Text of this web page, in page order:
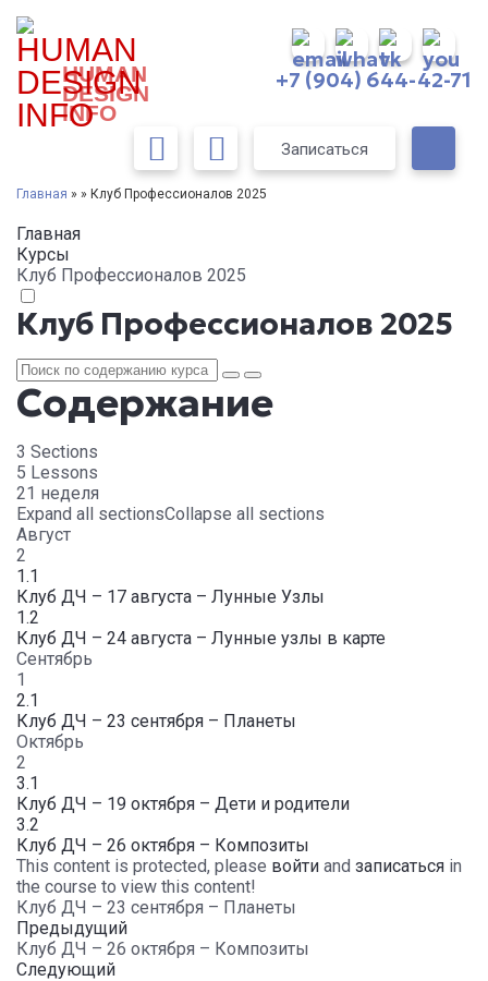
HUMAN
DESIGN
INFO
+7 (904) 644-42-71
Записаться
Главная » » Клуб Профессионалов 2025
Главная
Курсы
Клуб Профессионалов 2025
Клуб Профессионалов 2025
Содержание
3 Sections
5 Lessons
21 неделя
Expand all sectionsCollapse all sections
Август
2
1.1
Клуб ДЧ – 17 августа – Лунные Узлы
1.2
Клуб ДЧ – 24 августа – Лунные узлы в карте
Сентябрь
1
2.1
Клуб ДЧ – 23 сентября – Планеты
Октябрь
2
3.1
Клуб ДЧ – 19 октября – Дети и родители
3.2
Клуб ДЧ – 26 октября – Композиты
This content is protected, please войти and записаться in
the course to view this content!
Клуб ДЧ – 23 сентября – Планеты
Предыдущий
Клуб ДЧ – 26 октября – Композиты
Следующий